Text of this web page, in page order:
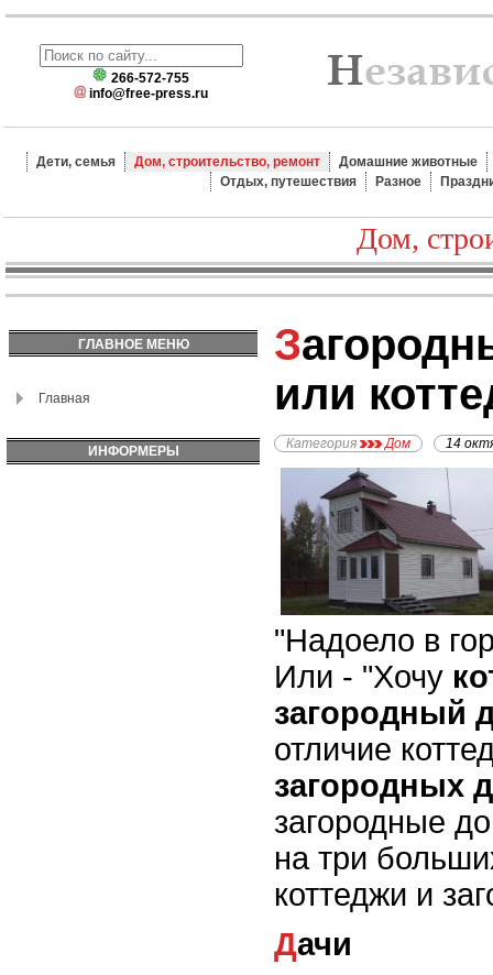
266-572-755
info@free-press.ru
Дети, семья Дом, строительство, ремонт
Домашние животные
Отдых, путешествия
Разное
Дом,
ГЛАВНОЕ МЕНЮ
Главная
ИНФОРМЕРЫ
Загородный дом, дача,
или
Категория Дом 14
"Надоело в
Или - "Хочу
загородный
отличие
загородных
загородные
на три
коттеджи и
Дачи